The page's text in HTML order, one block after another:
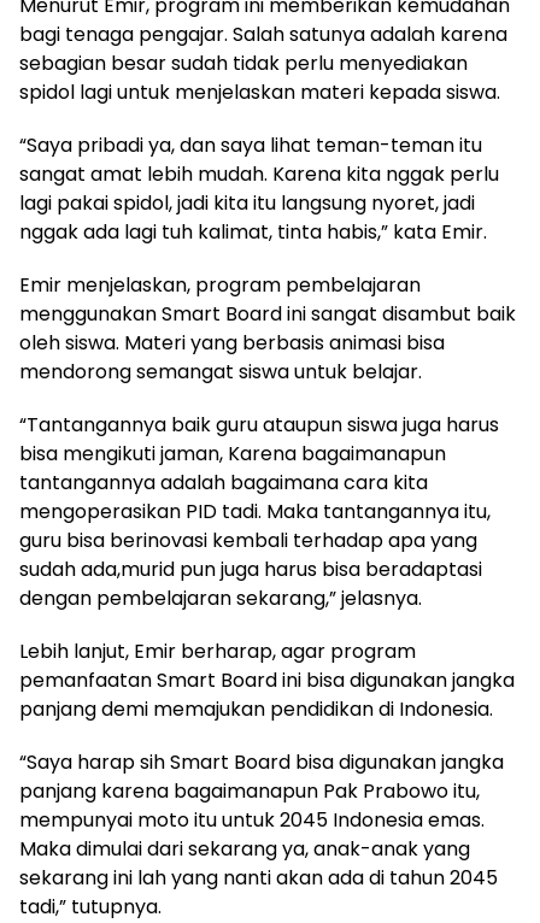
Menurut Emir, program ini memberikan kemudahan
bagi tenaga pengajar. Salah satunya adalah karena
sebagian besar sudah tidak perlu menyediakan
spidol lagi untuk menjelaskan materi kepada siswa.
“Saya pribadi ya, dan saya lihat teman-teman itu
sangat amat lebih mudah. Karena kita nggak perlu
lagi pakai spidol, jadi kita itu langsung nyoret, jadi
nggak ada lagi tuh kalimat, tinta habis,” kata Emir.
Emir menjelaskan, program pembelajaran
menggunakan Smart Board ini sangat disambut baik
oleh siswa. Materi yang berbasis animasi bisa
mendorong semangat siswa untuk belajar.
“Tantangannya baik guru ataupun siswa juga harus
bisa mengikuti jaman, Karena bagaimanapun
tantangannya adalah bagaimana cara kita
mengoperasikan PID tadi. Maka tantangannya itu,
guru bisa berinovasi kembali terhadap apa yang
sudah ada,murid pun juga harus bisa beradaptasi
dengan pembelajaran sekarang,” jelasnya.
Lebih lanjut, Emir berharap, agar program
pemanfaatan Smart Board ini bisa digunakan jangka
panjang demi memajukan pendidikan di Indonesia.
“Saya harap sih Smart Board bisa digunakan jangka
panjang karena bagaimanapun Pak Prabowo itu,
mempunyai moto itu untuk 2045 Indonesia emas.
Maka dimulai dari sekarang ya, anak-anak yang
sekarang ini lah yang nanti akan ada di tahun 2045
tadi,” tutupnya.